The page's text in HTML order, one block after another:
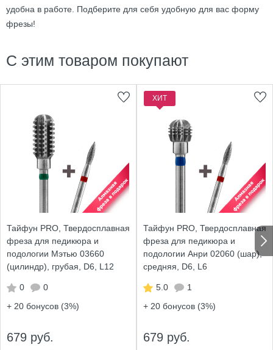
удобна в работе. Подберите для себя удобную для вас форму
фрезы!
С этим товаром покупают
Тайфун PRO, Твердосплавная
фреза для педикюра и
подологии Мэтью 03660
(цилиндр), грубая, D6, L12
0
0
+ 20 бонусов (3%)
679 руб.
ХИТ
Тайфун PRO, Твердосплавная
фреза для педикюра и
подологии Анри 02060 (шар),
средняя, D6, L6
5.0
1
+ 20 бонусов (3%)
679 руб.